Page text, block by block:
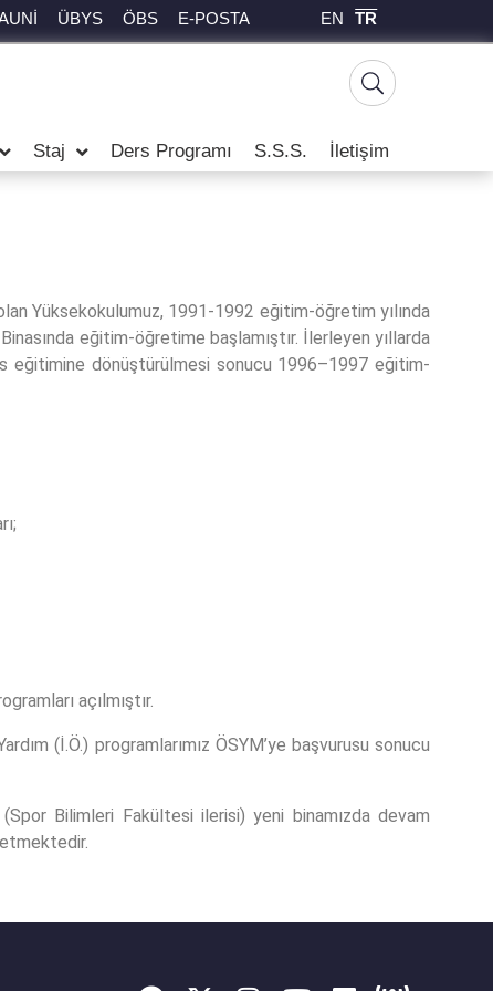
ÜBYS ÖBS E-POSTA EN TR
Staj Ders Programı S.S.S. İletişim
Yüksekokulumuz, 1991-1992 eğitim-öğretim yılında
eğitim-öğretime başlamıştır. İlerleyen yıllarda
eğitimine dönüştürülmesi sonucu 1996–1997 eğitim-
açılmıştır.
(İ.Ö.) programlarımız ÖSYM’ye başvurusu sonucu
Bilimleri Fakültesi ilerisi) yeni binamızda devam